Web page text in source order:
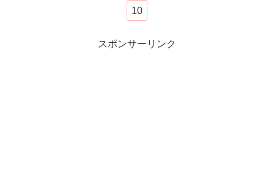
10
スポンサーリンク